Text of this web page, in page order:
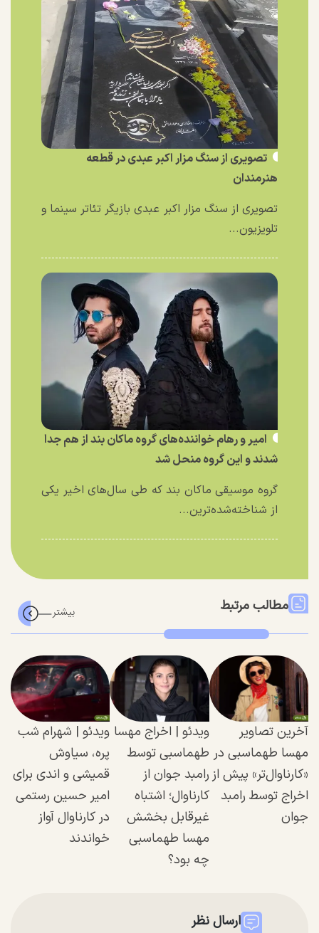
تصویری از سنگ مزار اکبر عبدی در قطعه
هنرمندان
تصویری از سنگ مزار اکبر عبدی بازیگر تئاتر سینما و
تلویزیون...
امیر و رهام خواننده‌های گروه ماکان بند از هم جدا
شدند و این گروه منحل شد
گروه موسیقی ماکان بند که طی سال‌های اخیر یکی
از شناخته‌شده‌ترین...
مطالب مرتبط
آخرین تصاویر
مهسا طهماسبی در
«کارناوال‌تر» پیش از
اخراج توسط رامبد
جوان
ویدئو | اخراج مهسا
طهماسبی توسط
رامبد جوان از
کارناوال؛ اشتباه
غیرقابل بخشش
مهسا طهماسبی
چه بود؟
ویدئو | شهرام شب
پره، سیاوش
قمیشی و اندی برای
امیر حسین رستمی
در کارناوال آواز
خواندند
ارسال نظر